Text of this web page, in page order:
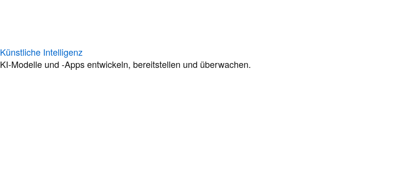
Künstliche Intelligenz
KI-Modelle und -Apps entwickeln, bereitstellen und überwachen.